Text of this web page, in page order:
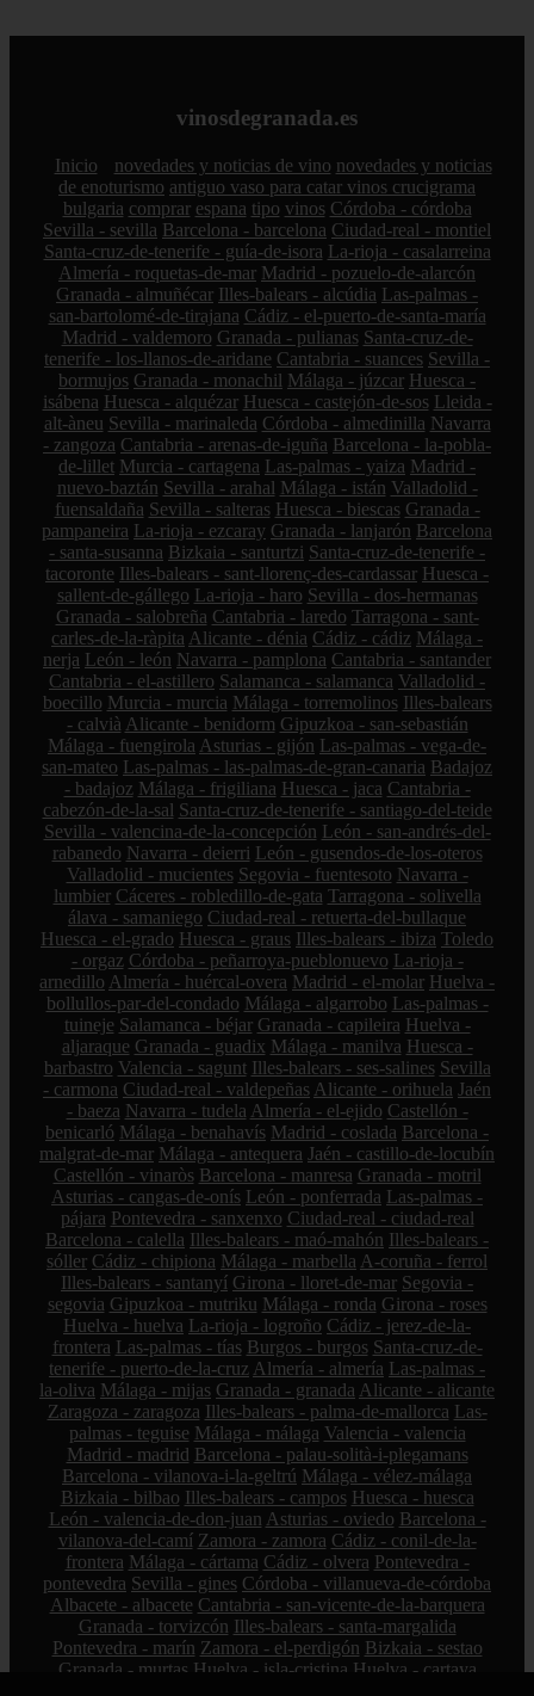
vinosdegranada.es
Inicio novedades y noticias de vino novedades y noticias
de enoturismo antiguo vaso para catar vinos crucigrama
bulgaria comprar espana tipo vinos Córdoba - córdoba
Sevilla - sevilla Barcelona - barcelona Ciudad-real - montiel
Santa-cruz-de-tenerife - guía-de-isora La-rioja - casalarreina
Almería - roquetas-de-mar Madrid - pozuelo-de-alarcón
Granada - almuñécar Illes-balears - alcúdia Las-palmas -
san-bartolomé-de-tirajana Cádiz - el-puerto-de-santa-maría
Madrid - valdemoro Granada - pulianas Santa-cruz-de-
tenerife - los-llanos-de-aridane Cantabria - suances Sevilla -
bormujos Granada - monachil Málaga - júzcar Huesca -
isábena Huesca - alquézar Huesca - castejón-de-sos Lleida -
alt-àneu Sevilla - marinaleda Córdoba - almedinilla Navarra
- zangoza Cantabria - arenas-de-iguña Barcelona - la-pobla-
de-lillet Murcia - cartagena Las-palmas - yaiza Madrid -
nuevo-baztán Sevilla - arahal Málaga - istán Valladolid -
fuensaldaña Sevilla - salteras Huesca - biescas Granada -
pampaneira La-rioja - ezcaray Granada - lanjarón Barcelona
- santa-susanna Bizkaia - santurtzi Santa-cruz-de-tenerife -
tacoronte Illes-balears - sant-llorenç-des-cardassar Huesca -
sallent-de-gállego La-rioja - haro Sevilla - dos-hermanas
Granada - salobreña Cantabria - laredo Tarragona - sant-
carles-de-la-ràpita Alicante - dénia Cádiz - cádiz Málaga -
nerja León - león Navarra - pamplona Cantabria - santander
Cantabria - el-astillero Salamanca - salamanca Valladolid -
boecillo Murcia - murcia Málaga - torremolinos Illes-balears
- calvià Alicante - benidorm Gipuzkoa - san-sebastián
Málaga - fuengirola Asturias - gijón Las-palmas - vega-de-
san-mateo Las-palmas - las-palmas-de-gran-canaria Badajoz
- badajoz Málaga - frigiliana Huesca - jaca Cantabria -
cabezón-de-la-sal Santa-cruz-de-tenerife - santiago-del-teide
Sevilla - valencina-de-la-concepción León - san-andrés-del-
rabanedo Navarra - deierri León - gusendos-de-los-oteros
Valladolid - mucientes Segovia - fuentesoto Navarra -
lumbier Cáceres - robledillo-de-gata Tarragona - solivella
álava - samaniego Ciudad-real - retuerta-del-bullaque
Huesca - el-grado Huesca - graus Illes-balears - ibiza Toledo
- orgaz Córdoba - peñarroya-pueblonuevo La-rioja -
arnedillo Almería - huércal-overa Madrid - el-molar Huelva -
bollullos-par-del-condado Málaga - algarrobo Las-palmas -
tuineje Salamanca - béjar Granada - capileira Huelva -
aljaraque Granada - guadix Málaga - manilva Huesca -
barbastro Valencia - sagunt Illes-balears - ses-salines Sevilla
- carmona Ciudad-real - valdepeñas Alicante - orihuela Jaén
- baeza Navarra - tudela Almería - el-ejido Castellón -
benicarló Málaga - benahavís Madrid - coslada Barcelona -
malgrat-de-mar Málaga - antequera Jaén - castillo-de-locubín
Castellón - vinaròs Barcelona - manresa Granada - motril
Asturias - cangas-de-onís León - ponferrada Las-palmas -
pájara Pontevedra - sanxenxo Ciudad-real - ciudad-real
Barcelona - calella Illes-balears - maó-mahón Illes-balears -
sóller Cádiz - chipiona Málaga - marbella A-coruña - ferrol
Illes-balears - santanyí Girona - lloret-de-mar Segovia -
segovia Gipuzkoa - mutriku Málaga - ronda Girona - roses
Huelva - huelva La-rioja - logroño Cádiz - jerez-de-la-
frontera Las-palmas - tías Burgos - burgos Santa-cruz-de-
tenerife - puerto-de-la-cruz Almería - almería Las-palmas -
la-oliva Málaga - mijas Granada - granada Alicante - alicante
Zaragoza - zaragoza Illes-balears - palma-de-mallorca Las-
palmas - teguise Málaga - málaga Valencia - valencia
Madrid - madrid Barcelona - palau-solità-i-plegamans
Barcelona - vilanova-i-la-geltrú Málaga - vélez-málaga
Bizkaia - bilbao Illes-balears - campos Huesca - huesca
León - valencia-de-don-juan Asturias - oviedo Barcelona -
vilanova-del-camí Zamora - zamora Cádiz - conil-de-la-
frontera Málaga - cártama Cádiz - olvera Pontevedra -
pontevedra Sevilla - gines Córdoba - villanueva-de-córdoba
Albacete - albacete Cantabria - san-vicente-de-la-barquera
Granada - torvizcón Illes-balears - santa-margalida
Pontevedra - marín Zamora - el-perdigón Bizkaia - sestao
Granada - murtas Huelva - isla-cristina Huelva - cartaya